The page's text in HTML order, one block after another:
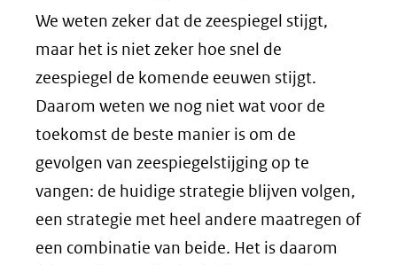
We weten zeker dat de zeespiegel stijgt,
maar het is niet zeker hoe snel de
zeespiegel de komende eeuwen stijgt.
Daarom weten we nog niet wat voor de
toekomst de beste manier is om de
gevolgen van zeespiegelstijging op te
vangen: de huidige strategie blijven volgen,
een strategie met heel andere maatregen of
een combinatie van beide. Het is daarom